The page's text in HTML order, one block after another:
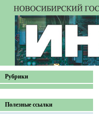
Рубрики
Полезные ссылки